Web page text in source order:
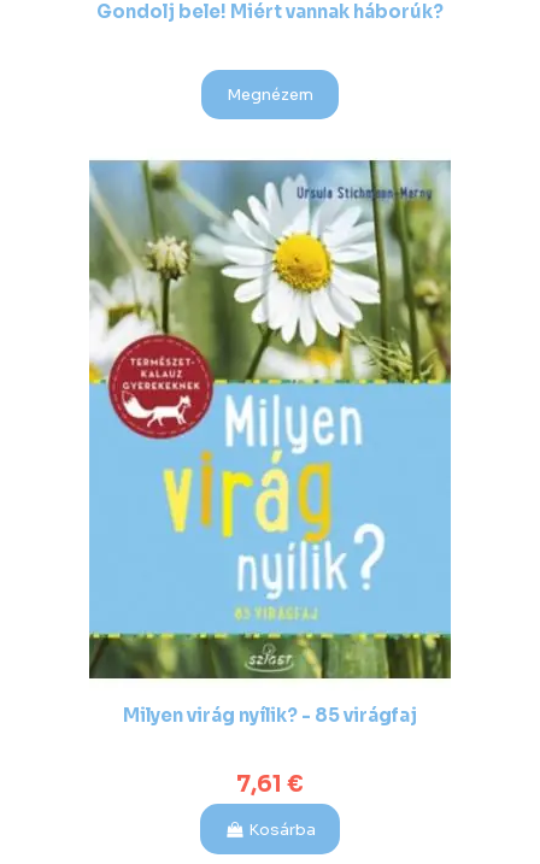
Gondolj bele! Miért vannak háborúk?
Megnézem
Milyen virág nyílik? - 85 virágfaj
7,61 €
Kosárba